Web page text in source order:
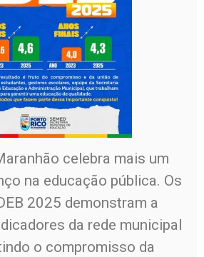
celebra mais um
na educação pública. Os
2025 demonstram a
da rede municipal
o compromisso da